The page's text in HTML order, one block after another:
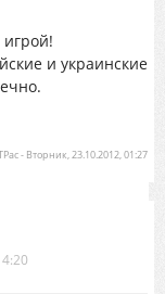
и украинские
- Вторник, 23.10.2012, 01:27